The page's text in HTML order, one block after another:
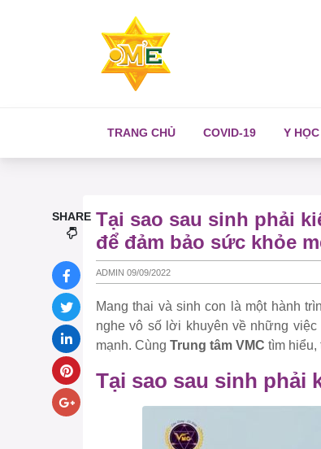
TRANG CHỦ COVID-19 Y
Tại sao sau sinh phải
để đảm bảo sức khỏe
ADMIN 09/09/2022
Mang thai và sinh con là một hành
nghe vô số lời khuyên về những
mạnh. Cùng Trung tâm VMC tìm
Tại sao sau sinh phải
SHARE